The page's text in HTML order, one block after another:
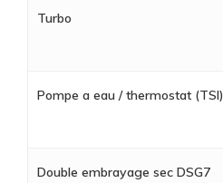
Turbo
Pompe a eau / thermostat (TSI)
Double embrayage sec DSG7